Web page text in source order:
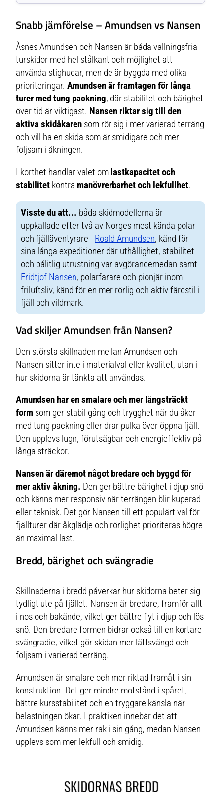
Snabb jämförelse – Amundsen vs Nansen
Åsnes Amundsen och Nansen är båda vallningsfria
turskidor med hel stålkant och möjlighet att
använda stighudar, men de är byggda med olika
prioriteringar.Amundsen är framtagen för långa
turer med tung packning, där stabilitet och bärighet
över tid är viktigast. Nansen riktar sig till den
aktiva skidåkaren som rör sig i mer varierad terräng
och vill ha en skida som är smidigare och mer
följsam i åkningen.
I korthet handlar valet om lastkapacitet och
stabilitet kontra manövrerbarhet och lekfullhet.
Visste du att... båda skidmodellerna är
uppkallade efter två av Norges mest kända polar-
och fjälläventyrare - Roald Amundsen, känd för
sina långa expeditioner där uthållighet, stabilitet
och pålitlig utrustning var avgörandemedan samt
Fridtjof Nansen, polarfarare och pionjär inom
friluftsliv, känd för en mer rörlig och aktiv färdstil i
fjäll och vildmark.
Vad skiljer Amundsen från Nansen?
Den största skillnaden mellan Amundsen och
Nansen sitter inte i materialval eller kvalitet, utan i
hur skidorna är tänkta att användas.
Amundsen har en smalare och mer långsträckt
form som ger stabil gång och trygghet när du åker
med tung packning eller drar pulka över öppna fjäll.
Den upplevs lugn, förutsägbar och energieffektiv på
långa sträckor.
Nansen är däremot något bredare och byggd för
mer aktiv åkning. Den ger bättre bärighet i djup snö
och känns mer responsiv när terrängen blir kuperad
eller teknisk. Det gör Nansen till ett populärt val för
fjällturer där åkglädje och rörlighet prioriteras högre
än maximal last.
Bredd, bärighet och svängradie
Skillnaderna i bredd påverkar hur skidorna beter sig
tydligt ute på fjället. Nansen är bredare, framför allt
i nos och bakände, vilket ger bättre flyt i djup och lös
snö. Den bredare formen bidrar också till en kortare
svängradie, vilket gör skidan mer lättsvängd och
följsam i varierad terräng.
Amundsen är smalare och mer riktad framåt i sin
konstruktion. Det ger mindre motstånd i spåret,
bättre kursstabilitet och en tryggare känsla när
belastningen ökar. I praktiken innebär det att
Amundsen känns mer rak i sin gång, medan Nansen
upplevs som mer lekfull och smidig.